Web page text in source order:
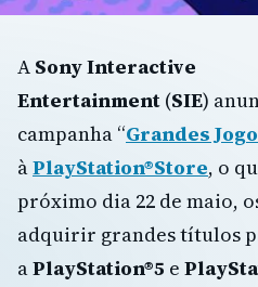
A Sony Interactive
Entertainment (SIE)
campanha “Grandes
àPlayStation®Store, o
próximo dia 22 de maio,
adquirir grandes títulos
aPlayStation®5 e